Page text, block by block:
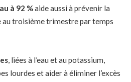
à 92 %aide aussi à prévenir la
troisième trimestre par temps
, liées à l’eau et au potassium,
lourdes et aider à éliminer l’excès